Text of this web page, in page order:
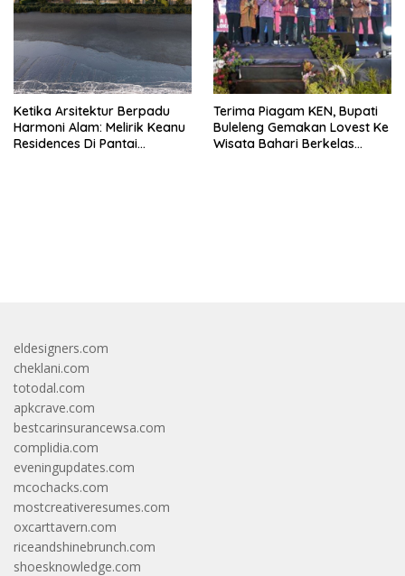
Ketika Arsitektur Berpadu
Harmoni Alam: Melirik Keanu
Residences Di Pantai
Terima Piagam KEN, Bupati
Buleleng Gemakan Lovest Ke
Wisata Bahari Berkelas
eldesigners.com
cheklani.com
totodal.com
apkcrave.com
bestcarinsurancewsa.com
complidia.com
eveningupdates.com
mcochacks.com
mostcreativeresumes.com
oxcarttavern.com
riceandshinebrunch.com
shoesknowledge.com